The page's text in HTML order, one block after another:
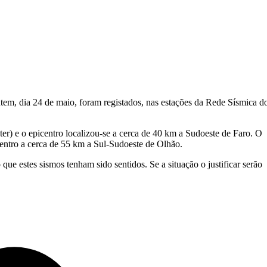
dia 24 de maio, foram registados, nas estações da Rede Sísmica
e o epicentro localizou-se a cerca de 40 km a Sudoeste de Faro. O
a cerca de 55 km a Sul-Sudoeste de Olhão.
estes sismos tenham sido sentidos. Se a situação o justificar serão